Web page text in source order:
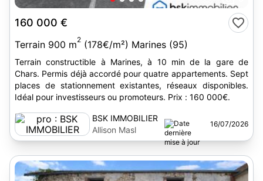
160 000 €
Terrain 900 m2 (178€/m²) Marines (95)
Terrain constructible à Marines, à 10 min de la gare de
Chars. Permis déjà accordé pour quatre appartements. Sept
places de stationnement existantes, réseaux disponibles.
Idéal pour investisseurs ou promoteurs. Prix : 160 000€.
BSK IMMOBILIER
Allison Masl
16/07/2026